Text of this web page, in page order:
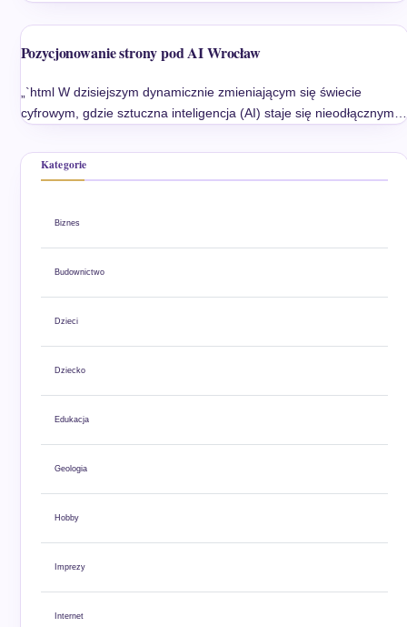
Pozycjonowanie strony pod AI Wrocław
„`html W dzisiejszym dynamicznie zmieniającym się świecie
cyfrowym, gdzie sztuczna inteligencja (AI) staje się nieodłącznym…
Kategorie
Biznes
Budownictwo
Dzieci
Dziecko
Edukacja
Geologia
Hobby
Imprezy
Internet